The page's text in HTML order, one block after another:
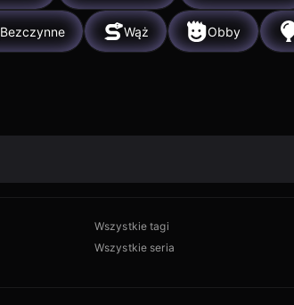
Bezczynne Wąż Obby
Wszystkie tagi
Wszystkie seria